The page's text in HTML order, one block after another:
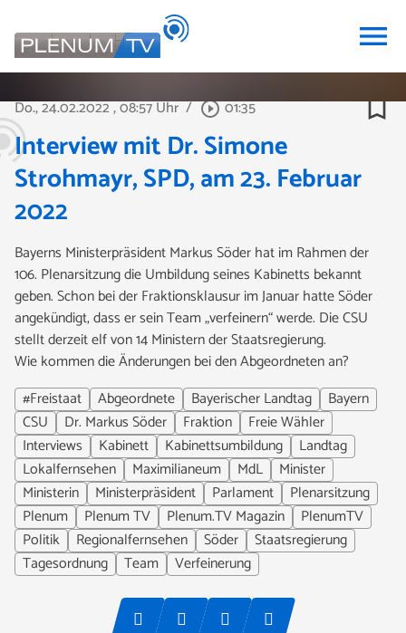
menu
Do., 24.02.2022, 08:57 Uhr / play_circle_outline01:35 bookmark_border
Interview mit Dr. Simone
Strohmayr, SPD, am 23. Februar
2022
Bayerns Ministerpräsident Markus Söder hat im Rahmen der
106. Plenarsitzung die Umbildung seines Kabinetts bekannt
geben. Schon bei der Fraktionsklausur im Januar hatte Söder
angekündigt, dass er sein Team „verfeinern“ werde. Die CSU
stellt derzeit elf von 14 Ministern der Staatsregierung.
Wie kommen die Änderungen bei den Abgeordneten an?
#Freistaat
Abgeordnete Bayerischer Landtag
Bayern
CSU
Dr. Markus Söder Fraktion
Freie Wähler
Interviews
Kabinett Kabinettsumbildung
Landtag
Lokalfernsehen
Maximilianeum MdL
Minister
Ministerin
Ministerpräsident Parlament
Plenarsitzung
Plenum
Plenum TV Plenum.TV Magazin
PlenumTV
Politik
Regionalfernsehen Söder
Staatsregierung
Tagesordnung
Team Verfeinerung